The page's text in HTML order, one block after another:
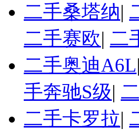
二手桑塔纳|
二手赛欧| 二
二手奥迪A6L|
手奔驰S级|
二手卡罗拉|